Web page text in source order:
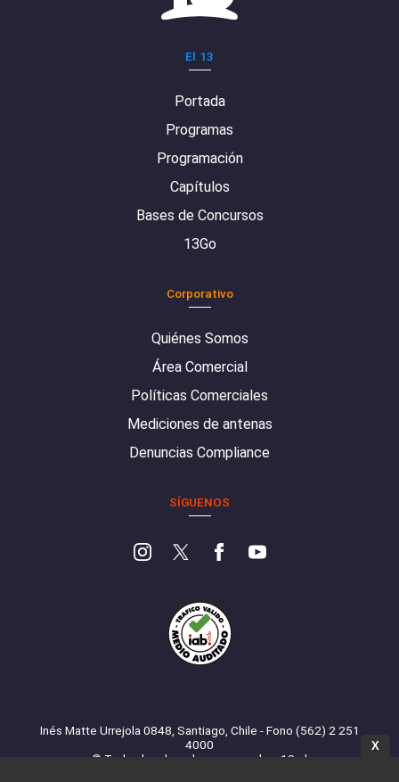
El 13
Portada
Programas
Programación
Capítulos
Bases de Concursos
13Go
Corporativo
Quiénes Somos
Área Comercial
Políticas Comerciales
Mediciones de antenas
Denuncias Compliance
SÍGUENOS
Inés Matte Urrejola 0848, Santiago, Chile - Fono (562) 2 251
4000
© Todos los derechos reservados. 13.cl
X